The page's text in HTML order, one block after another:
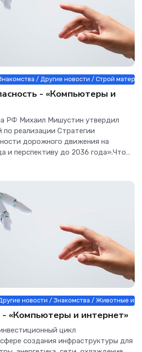
/ Другие новости / Строй
- «Компьютеры и
РФ Михаил Мишустин утвердил
реализации Стратегии
дорожного движения на
и перспективу до 2036 года».Что
новости / Знакомства / Животные и
«Компьютеры и интернет»
цикл
создания инфраструктуры для